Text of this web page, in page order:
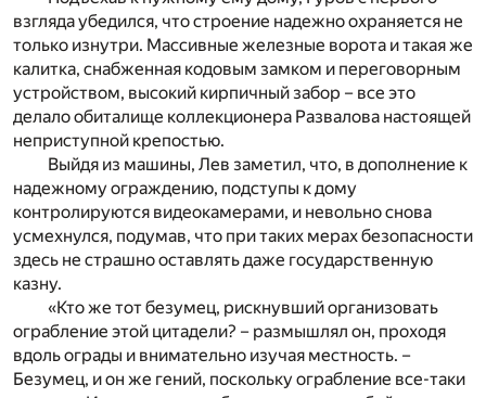
взгляда убедился, что строение надежно охраняется не
только изнутри. Массивные железные ворота и такая же
калитка, снабженная кодовым замком и переговорным
устройством, высокий кирпичный забор – все это
делало обиталище коллекционера Развалова настоящей
неприступной крепостью.
Выйдя из машины, Лев заметил, что, в дополнение к
надежному ограждению, подступы к дому
контролируются видеокамерами, и невольно снова
усмехнулся, подумав, что при таких мерах безопасности
здесь не страшно оставлять даже государственную
казну.
«Кто же тот безумец, рискнувший организовать
ограбление этой цитадели? – размышлял он, проходя
вдоль ограды и внимательно изучая местность. –
Безумец, и он же гений, поскольку ограбление все-таки